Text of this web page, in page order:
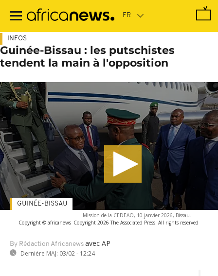
contenu
INFOS
Guinée-Bissau : les putschistes
tendent la main à l'opposition
Mission de la CEDEAO, 10 janvier 2026, Bissau. -
Copyright © africanews Copyright 2026 The Associated Press. All rights reserved
By Rédaction Africanews avec AP
Dernière MAJ: 03/02 - 12:24
GUINÉE-BISSAU